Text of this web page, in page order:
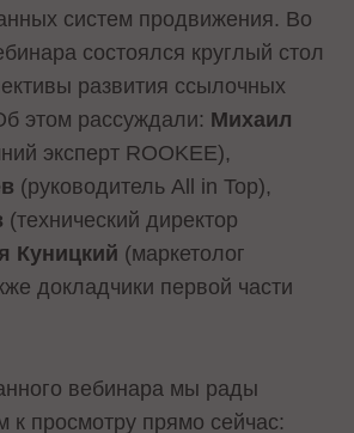
систем продвижения. Во
состоялся круглый стол
развития ссылочных
этом рассуждали: Михаил
эксперт ROOKEE),
(руководитель All in Top),
(технический директор
Куницкий (маркетолог
докладчики первой части
вебинара мы рады
к просмотру прямо сейчас: